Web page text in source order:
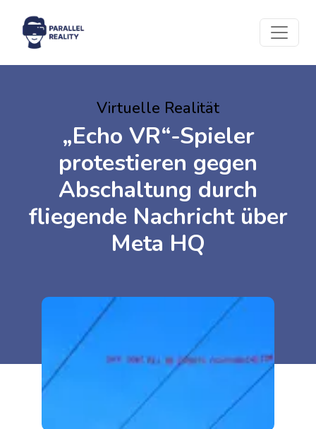
Virtuelle Realität
„Echo VR“-Spieler
protestieren gegen
Abschaltung durch
fliegende Nachricht über
Meta HQ